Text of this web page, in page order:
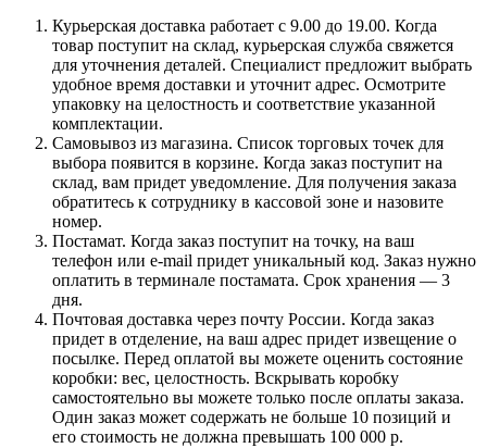
Курьерская доставка работает с 9.00 до 19.00. Когда
товар поступит на склад, курьерская служба свяжется
для уточнения деталей. Специалист предложит выбрать
удобное время доставки и уточнит адрес. Осмотрите
упаковку на целостность и соответствие указанной
комплектации.
Самовывоз из магазина. Список торговых точек для
выбора появится в корзине. Когда заказ поступит на
склад, вам придет уведомление. Для получения заказа
обратитесь к сотруднику в кассовой зоне и назовите
номер.
Постамат. Когда заказ поступит на точку, на ваш
телефон или e-mail придет уникальный код. Заказ нужно
оплатить в терминале постамата. Срок хранения — 3
дня.
Почтовая доставка через почту России. Когда заказ
придет в отделение, на ваш адрес придет извещение о
посылке. Перед оплатой вы можете оценить состояние
коробки: вес, целостность. Вскрывать коробку
самостоятельно вы можете только после оплаты заказа.
Один заказ может содержать не больше 10 позиций и
его стоимость не должна превышать 100 000 р.